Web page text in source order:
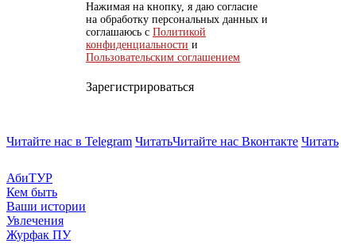
Нажимая на кнопку, я даю согласие
на обработку персональных данных и
соглашаюсь с Политикой
конфиденциальности и
Пользовательским соглашением
Зарегистрироваться
Читайте нас в Telegram ЧитатьЧитайте нас Вконтакте Читать
АбиТУР
Кем быть
Ваши истории
Увлечения
Журфак ПУ